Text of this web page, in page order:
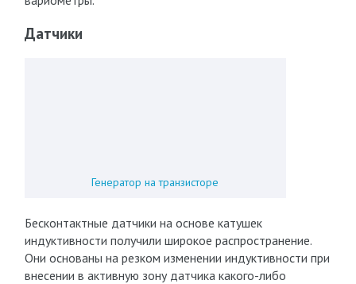
Датчики
Генератор на транзисторе
Бесконтактные датчики на основе катушек
индуктивности получили широкое распространение.
Они основаны на резком изменении индуктивности при
внесении в активную зону датчика какого-либо